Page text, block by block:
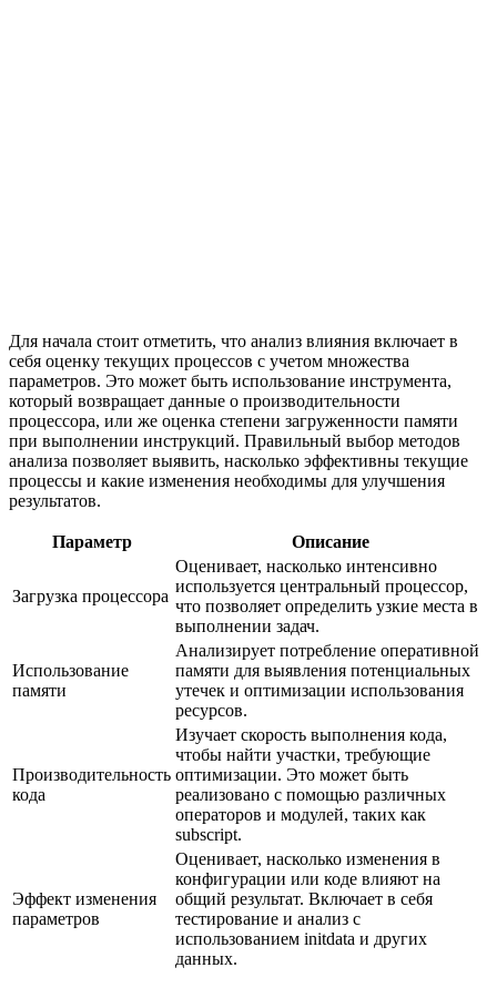
Для начала стоит отметить, что анализ влияния включает в
себя оценку текущих процессов с учетом множества
параметров. Это может быть использование инструмента,
который возвращает данные о производительности
процессора, или же оценка степени загруженности памяти
при выполнении инструкций. Правильный выбор методов
анализа позволяет выявить, насколько эффективны текущие
процессы и какие изменения необходимы для улучшения
результатов.
Параметр Описание
Загрузка процессора
Оценивает, насколько интенсивно
используется центральный процессор,
что позволяет определить узкие места в
выполнении задач.
Использование
памяти
Анализирует потребление оперативной
памяти для выявления потенциальных
утечек и оптимизации использования
ресурсов.
Производительность
кода
Изучает скорость выполнения кода,
чтобы найти участки, требующие
оптимизации. Это может быть
реализовано с помощью различных
операторов и модулей, таких как
subscript.
Эффект изменения
параметров
Оценивает, насколько изменения в
конфигурации или коде влияют на
общий результат. Включает в себя
тестирование и анализ с
использованием initdata и других
данных.